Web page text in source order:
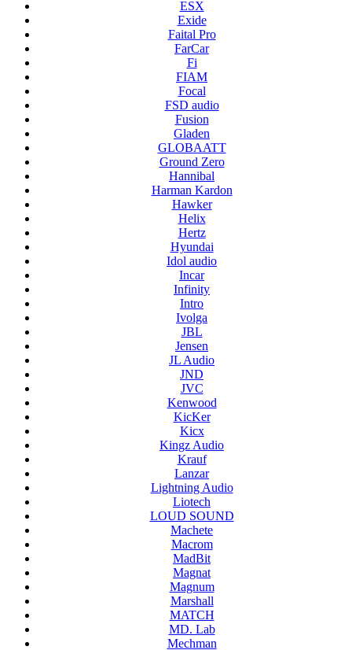
ESX
Exide
Faital Pro
FarCar
Fi
FIAM
Focal
FSD audio
Fusion
Gladen
GLOBAATT
Ground Zero
Hannibal
Harman Kardon
Hawker
Helix
Hertz
Hyundai
Idol audio
Incar
Infinity
Intro
Ivolga
JBL
Jensen
JL Audio
JND
JVC
Kenwood
KicKer
Kicx
Kingz Audio
Krauf
Lanzar
Lightning Audio
Liotech
LOUD SOUND
Machete
Macrom
MadBit
Magnat
Magnum
Marshall
MATCH
MD. Lab
Mechman